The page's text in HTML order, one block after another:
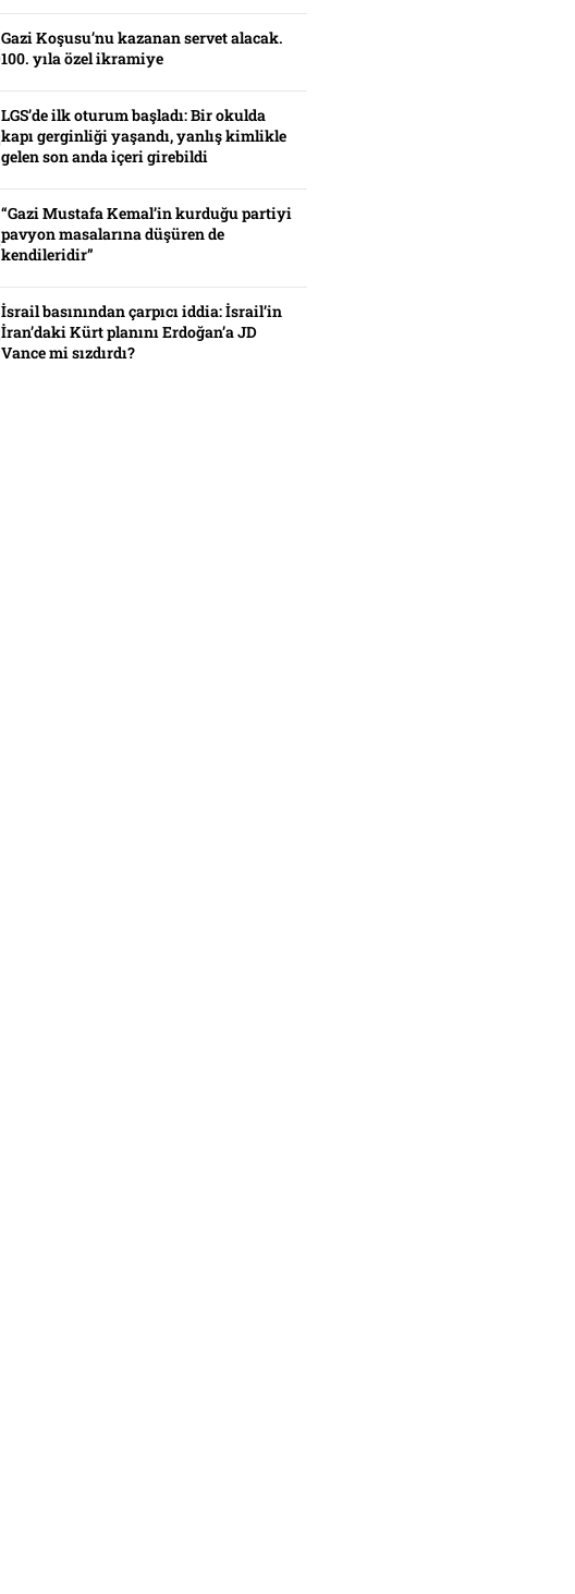
Gazi Koşusu’nu kazanan servet alacak.
100. yıla özel ikramiye
LGS’de ilk oturum başladı: Bir okulda
kapı gerginliği yaşandı, yanlış kimlikle
gelen son anda içeri girebildi
“Gazi Mustafa Kemal’in kurduğu partiyi
pavyon masalarına düşüren de
kendileridir”
İsrail basınından çarpıcı iddia: İsrail’in
İran’daki Kürt planını Erdoğan’a JD
Vance mi sızdırdı?